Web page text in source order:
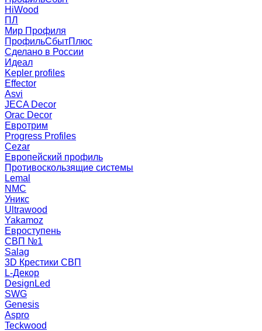
HiWood
ПЛ
Мир Профиля
ПрофильСбытПлюс
Сделано в России
Идеал
Kepler profiles
Effector
Asvi
JECA Decor
Orac Decor
Евротрим
Progress Profiles
Cezar
Европейский профиль
Противоскользящие системы
Lemal
NMC
Уникс
Ultrawood
Yakamoz
Евроступень
СВП №1
Salag
3D Крестики СВП
L-Декор
DesignLed
SWG
Genesis
Aspro
Teckwood